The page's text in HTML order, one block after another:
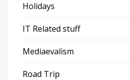
Holidays
IT Related stuff
Mediaevalism
Road Trip